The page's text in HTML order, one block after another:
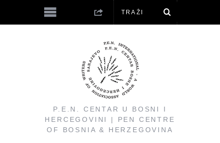
P.E.N. CENTAR U BOSNI I
HERCEGOVINI | PEN CENTRE
OF BOSNIA & HERZEGOVINA